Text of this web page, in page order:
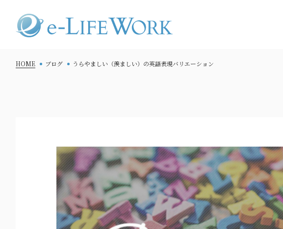
HOME ブログ うらやましい（羨ましい）の英語表現バリエーション